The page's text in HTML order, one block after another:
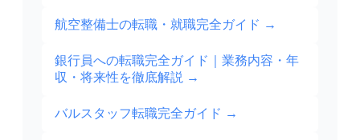
航空整備士の転職・就職完全ガイド →
銀行員への転職完全ガイド｜業務内容・年
収・将来性を徹底解説 →
バルスタッフ転職完全ガイド →